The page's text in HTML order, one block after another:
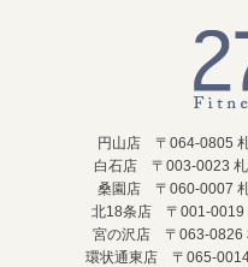
円山店 〒064-0805
白石店 〒003-0023 札
桑園店 〒060-0007
北18条店 〒001-0019
宮の沢店 〒063-0826
環状通東店 〒065-